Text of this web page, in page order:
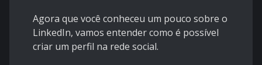
Agora que você conheceu um pouco sobre o
LinkedIn, vamos entender como é possível
criar um perfil na rede social.